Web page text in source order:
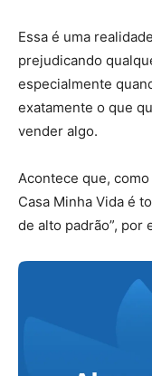
Essa é uma
prejudicando
especialmente
exatamente o que
vender algo.
Acontece que,
Casa Minha Vida é
de alto padrão”, por